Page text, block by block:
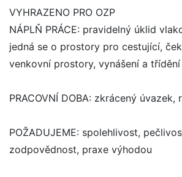
VYHRAZENO PRO OZP
NÁPLŇ PRÁCE: pravidelný úklid
jedná se o prostory pro cestující,
venkovní prostory, vynášení a
PRACOVNÍ DOBA: zkrácený úvazek,
POŽADUJEME: spolehlivost,
zodpovědnost, praxe výhodou